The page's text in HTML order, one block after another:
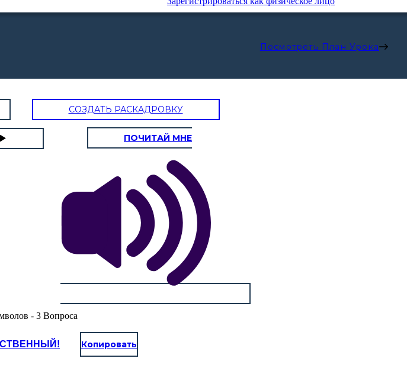
Посмотреть План Урока
СОЗДАТЬ РАСКАДРОВКУ
ПОЧИТАЙ МНЕ
Копировать